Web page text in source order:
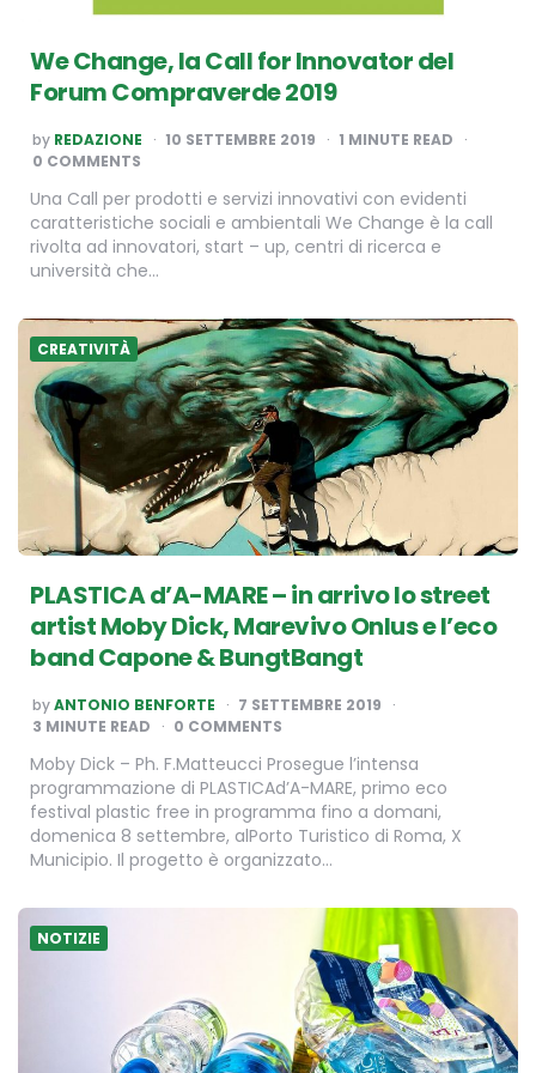
We Change, la Call for Innovator del
Forum Compraverde 2019
POSTED
BY
by REDAZIONE 10 SETTEMBRE 2019 1 MINUTE READ
0 COMMENTS
Una Call per prodotti e servizi innovativi con evidenti
caratteristiche sociali e ambientali We Change è la call
rivolta ad innovatori, start – up, centri di ricerca e
università che…
CREATIVITÀ
PLASTICA d’A-MARE – in arrivo lo street
artist Moby Dick, Marevivo Onlus e l’eco
band Capone & BungtBangt
POSTED
BY
byANTONIO BENFORTE
7 SETTEMBRE 2019
3 MINUTE READ 0 COMMENTS
Moby Dick – Ph. F.Matteucci Prosegue l’intensa
programmazione di PLASTICAd’A-MARE, primo eco
festival plastic free in programma fino a domani,
domenica 8 settembre, alPorto Turistico di Roma, X
Municipio. Il progetto è organizzato…
NOTIZIE